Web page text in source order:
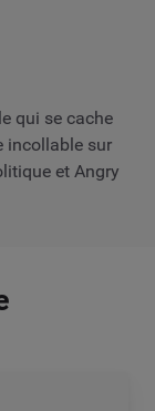
qui se cache
incollable sur
et Angry